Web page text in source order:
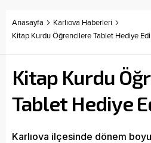
Anasayfa
Karlıova Haberleri
Kitap Kurdu Öğrencilere Tablet Hediye
Kitap Kurdu
Tablet Hediye
Karlıova ilçesinde dönem